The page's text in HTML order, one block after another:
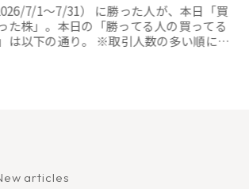
7/1～7/31） に勝った人が、本日「買
た株」。本日の「勝ってる人の買ってる
は以下の通り。 ※取引人数の多い順にラ
articles